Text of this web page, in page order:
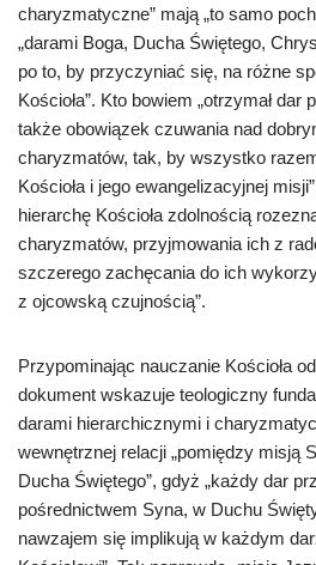
charyzmatyczne” mają „to samo
„darami Boga, Ducha Świętego,
po to, by przyczyniać się, na różne
Kościoła”. Kto bowiem „otrzymał dar
także obowiązek czuwania nad
charyzmatów, tak, by wszystko
Kościoła i jego ewangelizacyjnej
hierarchę Kościoła zdolnością
charyzmatów, przyjmowania ich z
szczerego zachęcania do ich
z ojcowską czujnością”.
Przypominając nauczanie Kościoła
dokument wskazuje teologiczny
darami hierarchicznymi i
wewnętrznej relacji „pomiędzy misją
Ducha Świętego”, gdyż „każdy dar
pośrednictwem Syna, w Duchu
nawzajem się implikują w każdym